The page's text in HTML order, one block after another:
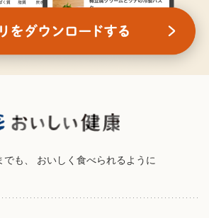
も、 おいしく食べられるように